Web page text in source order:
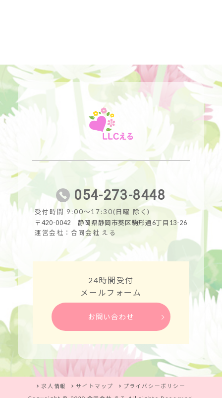
054-273-8448
受付時間 9:00～17:30(日曜 除く)
〒420-0042 静岡県静岡市葵区駒形通6丁目13-26
運営会社：合同会社 える
24時間受付
メールフォーム
お問い合わせ
求人情報 サイトマップ
プライバシーポリシー